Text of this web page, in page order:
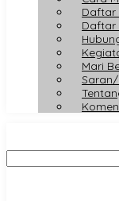
Daftar
Daftar
Mari